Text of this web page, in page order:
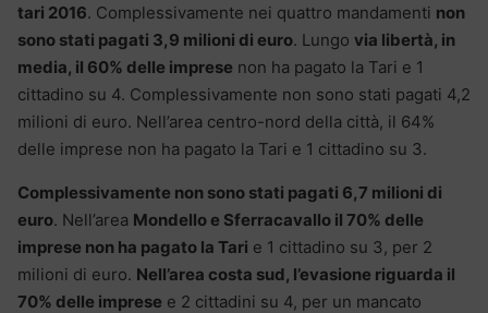
tari 2016. Complessivamente nei quattro mandamenti non
sono stati pagati 3,9 milioni di euro. Lungo via libertà, in
media, il 60% delle imprese non ha pagato la Tari e 1
cittadino su 4. Complessivamente non sono stati pagati 4,2
milioni di euro. Nell’area centro-nord della città, il 64%
delle imprese non ha pagato la Tari e 1 cittadino su 3.
Complessivamente non sono stati pagati 6,7 milioni di
euro. Nell’area Mondello e Sferracavallo il 70% delle
imprese non ha pagato la Tari e 1 cittadino su 3, per 2
milioni di euro. Nell’area costa sud, l’evasione riguarda il
70% delle imprese e 2 cittadini su 4, per un mancato